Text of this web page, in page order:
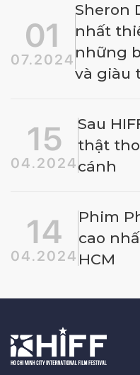
01
07.2024
Sheron
nhất
những
và giàu
15
04.2024
Sau
thật
cánh
14
04.2024
Phim
cao
HCM